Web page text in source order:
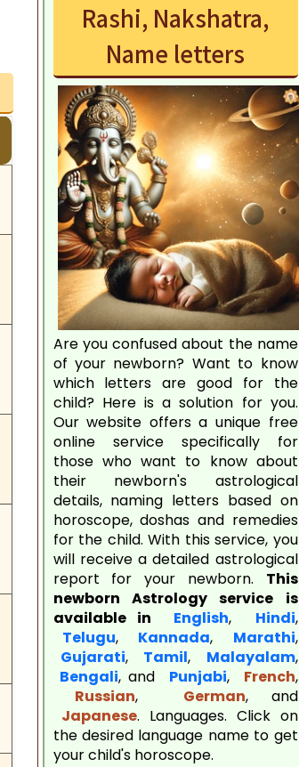
Rashi, Nakshatra,
Name letters
Are you confused about the name
of your newborn? Want to know
which letters are good for the
child? Here is a solution for you.
Our website offers a unique free
online service specifically for
those who want to know about
their newborn's astrological
details, naming letters based on
horoscope, doshas and remedies
for the child. With this service, you
will receive a detailed astrological
report for your newborn. This
newborn Astrology service is
available in
English, Hindi,
Telugu, Kannada, Marathi,
Gujarati, Tamil, Malayalam,
Bengali, and Punjabi, French,
Russian, German, and
Japanese. Languages. Click on
the desired language name to get
your child's horoscope.